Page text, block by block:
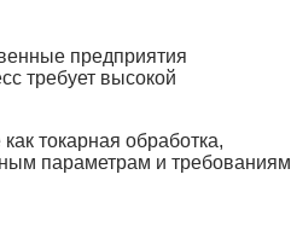
предприятия
требует высокой
токарная обработка,
параметрам и требованиям